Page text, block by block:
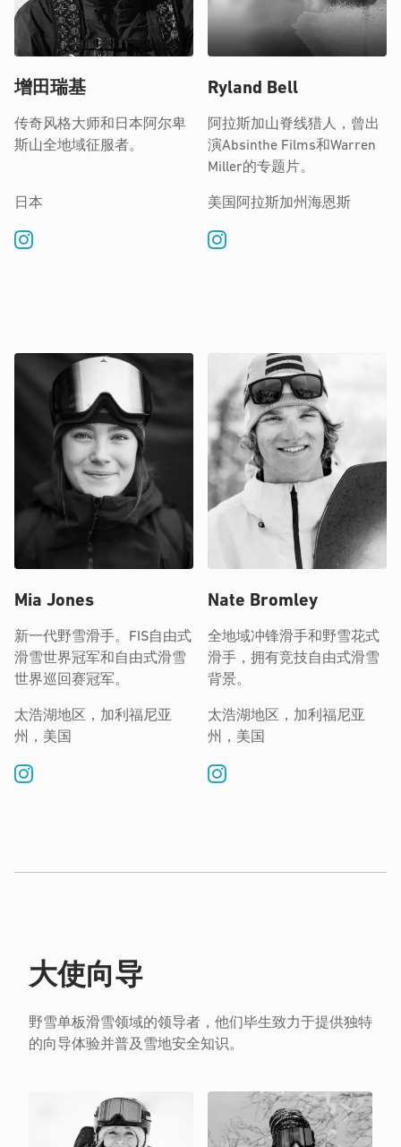
增田瑞基
传奇风格大师和日本阿尔卑
斯山全地域征服者。
日本
Ryland Bell
阿拉斯加山脊线猎人，曾出
演Absinthe Films和Warren
Miller的专题片。
美国阿拉斯加州海恩斯
Mia Jones
新一代野雪滑手。FIS自由式
滑雪世界冠军和自由式滑雪
世界巡回赛冠军。
太浩湖地区，加利福尼亚
州，美国
Nate Bromley
全地域冲锋滑手和野雪花式
滑手，拥有竞技自由式滑雪
背景。
太浩湖地区，加利福尼亚
州，美国
大使向导
野雪单板滑雪领域的领导者，他们毕生致力于提供独特
的向导体验并普及雪地安全知识。